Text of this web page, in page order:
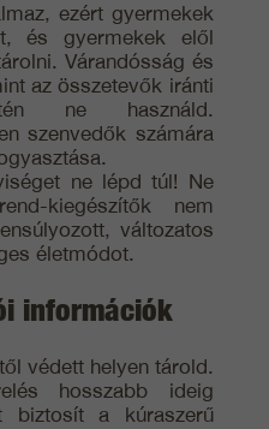
ezért gyermekek
és gyermekek elől
Várandósság és
az összetevők iránti
ne használd.
szenvedők számára
ne lépd túl! Ne
kiegészítők nem
változatos
életmódot.
információk
védett helyen tárold.
hosszabb ideig
biztosít a kúraszerű